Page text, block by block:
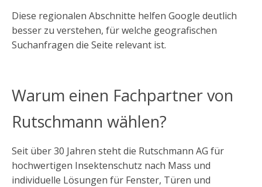
Diese regionalen Abschnitte helfen Google deutlich
besser zu verstehen, für welche geografischen
Suchanfragen die Seite relevant ist.
Warum einen Fachpartner von
Rutschmann wählen?
Seit über 30 Jahren steht die Rutschmann AG für
hochwertigen Insektenschutz nach Mass und
individuelle Lösungen für Fenster, Türen und